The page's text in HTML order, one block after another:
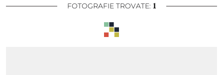
FOTOGRAFIE TROVATE: 1